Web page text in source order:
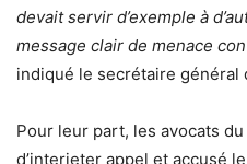
devait servir d’exemple à
message clair de menace
indiqué le secrétaire général
Pour leur part, les avocats
d’interjeter appel et accusé